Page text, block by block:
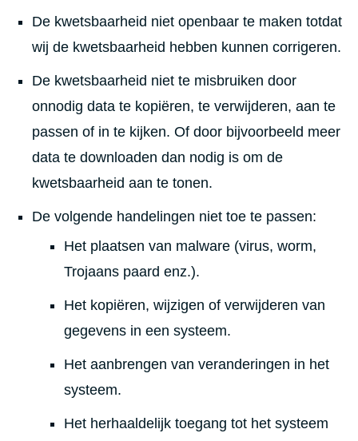
De kwetsbaarheid niet openbaar te maken totdat
wij de kwetsbaarheid hebben kunnen corrigeren.
De kwetsbaarheid niet te misbruiken door
onnodig data te kopiëren, te verwijderen, aan te
passen of in te kijken. Of door bijvoorbeeld meer
data te downloaden dan nodig is om de
kwetsbaarheid aan te tonen.
De volgende handelingen niet toe te passen:
Het plaatsen van malware (virus, worm,
Trojaans paard enz.).
Het kopiëren, wijzigen of verwijderen van
gegevens in een systeem.
Het aanbrengen van veranderingen in het
systeem.
Het herhaaldelijk toegang tot het systeem